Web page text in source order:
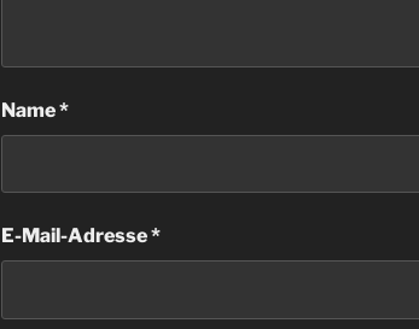
Name*
E-Mail-Adresse*